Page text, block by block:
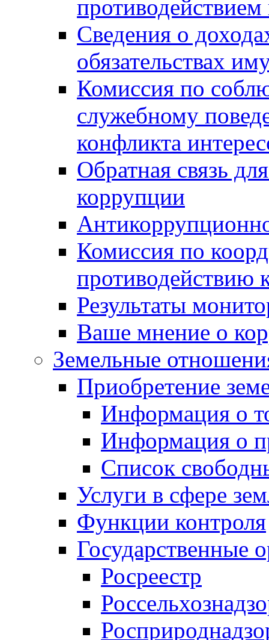
Сведения о
обязательствах
Комиссия по
служебному
конфликта
Обратная связь
коррупции
Комиссия по
противодействию
Результаты
Ваше мнение о
Земельные
Приобретение
Информация о
Информация о
Список
Услуги в сфере
Функции контроля
Государственные
Росреестр